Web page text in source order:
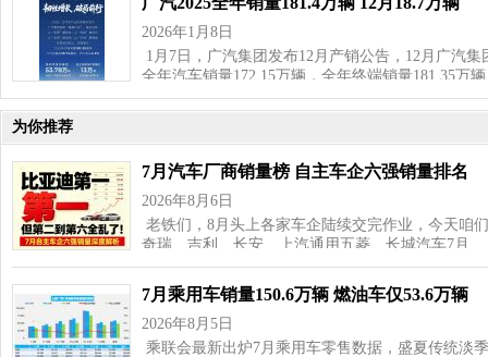
2026年1月8日
1月7日，广汽集团发布12月产销公告，12月广汽
全年汽车销量172.15万辆，全年终端销量181.35万
为你推荐
7月汽车厂商销量榜 自主车企六强销量排名
2026年8月6日
老铁们，8月头上各家车企陆续交完作业，今天
奇瑞、吉利、长安、上汽通用五菱、长城汽车7月…
7月乘用车销量150.6万辆 燃油车仅53.6万辆
2026年8月5日
乘联会最新出炉7月乘用车零售数据，盛夏传统淡